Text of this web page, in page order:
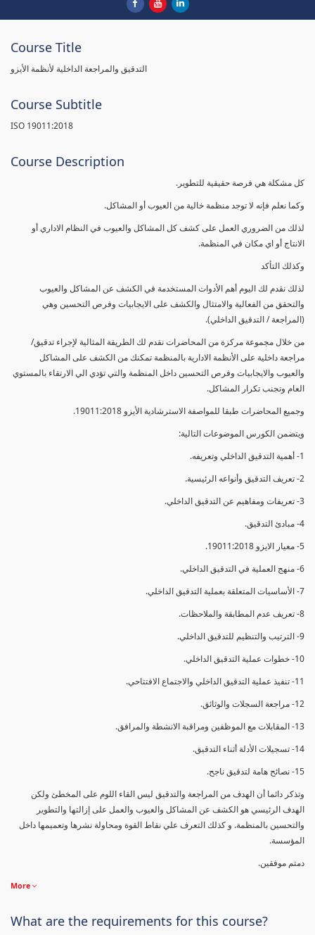
Course Title
التدقيق والمراجعة الداخلية لأنظمة الأيزو
Course Subtitle
ISO 19011:2018
Course Description
كل مشكلة هي فرصة حقيقية للتطوير.
وكما نعلم فإنه لا توجد منظمة خالية من العيوب أو المشاكل.
لذلك من الضروري العمل على كشف كل المشاكل والعيوب في النظام الاداري أو
الانتاج أو اي مكان في المنظمة.
وكذلك التأكد
لذلك نقدم لك اليوم أهم الأدوات المستخدمة في الكشف عن المشاكل والعيوب
والتحقق من الفعالية والامتثال والكشف على الايجابيات وفرص التحسين وهي
(المراجعة / التدقيق الداخلي).
من خلال مجموعة مركزة من المحاضرات نقدم لك الطريقة المثالية لإجراء تدقيق/
مراجعة داخلية على الأنظمة الادارية بالمنظمة تمكنك من الكشف على المشاكل
والعيوب والايجابيات وفرص التحسين داخل المنظمة والتي تؤدي الي الارتقاء بالمستوي
العام وتجنب تكرار المشاكل.
وجميع المحاضرات طبقا للمواصفة الاسترشادية الأيزو 19011:2018.
ويتضمن الكورس الموضوعات التالية:
1- أهمية التدقيق الداخلي وتعريفه.
2- تعريف التدقيق وأنواعه الرئيسية.
3- تعريفات ومفاهيم عن التدقيق الداخلي.
4- مبادئ التدقيق.
5- معيار الايزو 19011:2018.
6- منهج العملية في التدقيق الداخلي.
7- الأساسيات المتعلقة بعملية التدقيق الداخلي.
8- تعريف عدم المطابقة والملاحظات.
9- الترتيب والتنظيم للتدقيق الداخلي.
10- خطوات عملية التدقيق الداخلي.
11- تنفيذ عملية التدقيق الداخلي والاجتماع الافتتاحي.
12- مراجعة السجلات والوثائق.
13- المقابلات مع الموظفين ومراقبة الانشطة والمرافق.
14- تسجيلات الأدلة أثناء التدقيق.
15- نصائح هامة لتدقيق ناجح.
وتذكر دائما أن الهدف من المراجعة والتدقيق ليس القاء اللوم على المخطئ ولكن
الهدف الرئيسي هو الكشف عن المشاكل والعيوب والعمل على إزالتها والتطوير
والتحسين بالمنظمة. و كذلك التعرف علي نقاط القوة ومحاولة نشرها وتعميمها داخل
المؤسسة.
دمتم موفقين.
More
What are the requirements for this course?